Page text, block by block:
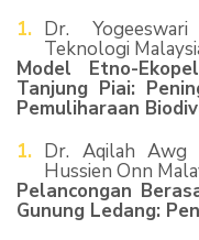
Dr.
Teknologi
Model Etno-
Tanjung Piai:
Pemuliharaan
Dr. Aqilah Awg
Hussien Onn
Pelancongan
Gunung Ledang: